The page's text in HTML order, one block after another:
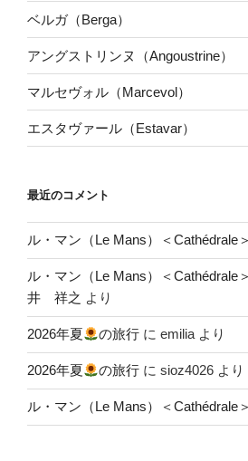
ベルガ（Berga）
アングストリンヌ（Angoustrine）
マルセヴォル（Marcevol）
エスタヴァール（Estavar）
最近のコメント
ル・マン（Le Mans）＜Cathédrale＞
ル・マン（Le Mans）＜Cathédrale＞
井 祥之 より
2026年夏 の旅行 にemilia より
2026年夏 の旅行 にsioz4026 より
ル・マン（Le Mans）＜Cathédrale＞